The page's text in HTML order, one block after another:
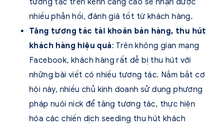
tương tác trên kênh càng cao sẽ nhận được
nhiều phản hồi, đánh giá tốt từ khách hàng.
Tăng tương tác tài khoản bán hàng, thu hút
khách hàng hiệu quả: Trên không gian mạng
Facebook, khách hàng rất dễ bị thu hút với
những bài viết có nhiều tương tác. Nắm bắt cơ
hội này, nhiều chủ kinh doanh sử dụng phương
pháp nuôi nick để tăng tương tác, thực hiện
hóa các chiến dịch seeding thu hút khách